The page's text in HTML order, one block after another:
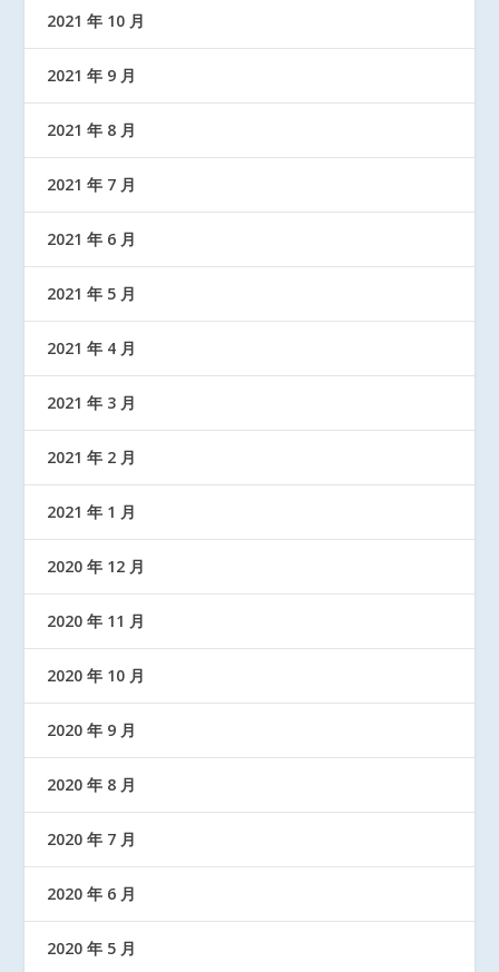
2021 年 10 月
2021 年 9 月
2021 年 8 月
2021 年 7 月
2021 年 6 月
2021 年 5 月
2021 年 4 月
2021 年 3 月
2021 年 2 月
2021 年 1 月
2020 年 12 月
2020 年 11 月
2020 年 10 月
2020 年 9 月
2020 年 8 月
2020 年 7 月
2020 年 6 月
2020 年 5 月